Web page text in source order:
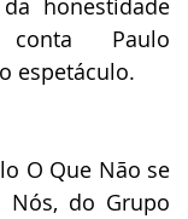
honestidade
conta Paulo
espetáculo.
O Que Não se
Nós, do Grupo